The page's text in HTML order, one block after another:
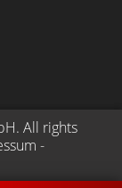
. All rights
-